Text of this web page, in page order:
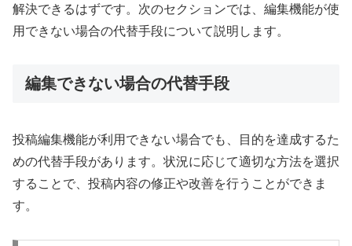
解決できるはずです。次のセクションでは、編集機能が使
用できない場合の代替手段について説明します。
編集できない場合の代替手段
投稿編集機能が利用できない場合でも、目的を達成するた
めの代替手段があります。状況に応じて適切な方法を選択
することで、投稿内容の修正や改善を行うことができま
す。